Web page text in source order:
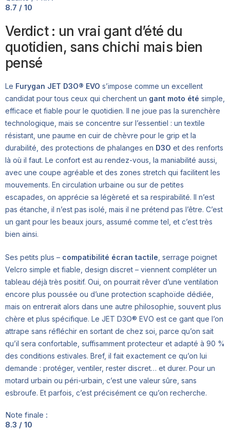
8.7 / 10
Verdict : un vrai gant d’été du
quotidien, sans chichi mais bien
pensé
Le Furygan JET D3O® EVO s’impose comme un excellent
candidat pour tous ceux qui cherchent un gant moto été simple,
efficace et fiable pour le quotidien. Il ne joue pas la surenchère
technologique, mais se concentre sur l’essentiel : un textile
résistant, une paume en cuir de chèvre pour le grip et la
durabilité, des protections de phalanges en D3O et des renforts
là où il faut. Le confort est au rendez-vous, la maniabilité aussi,
avec une coupe agréable et des zones stretch qui facilitent les
mouvements. En circulation urbaine ou sur de petites
escapades, on apprécie sa légèreté et sa respirabilité. Il n’est
pas étanche, il n’est pas isolé, mais il ne prétend pas l’être. C’est
un gant pour les beaux jours, assumé comme tel, et c’est très
bien ainsi.
Ses petits plus – compatibilité écran tactile , serrage poignet
Velcro simple et fiable, design discret – viennent compléter un
tableau déjà très positif. Oui, on pourrait rêver d’une ventilation
encore plus poussée ou d’une protection scaphoïde dédiée,
mais on entrerait alors dans une autre philosophie, souvent plus
chère et plus spécifique. Le JET D3O® EVO est ce gant que l’on
attrape sans réfléchir en sortant de chez soi, parce qu’on sait
qu’il sera confortable, suffisamment protecteur et adapté à 90 %
des conditions estivales. Bref, il fait exactement ce qu’on lui
demande : protéger, ventiler, rester discret… et durer. Pour un
motard urbain ou péri-urbain, c’est une valeur sûre, sans
esbroufe. Et parfois, c’est précisément ce qu’on recherche.
Note finale :
8.3 / 10